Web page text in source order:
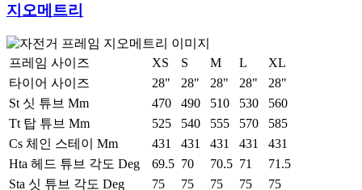
지오메트리
프레임 사이즈 XS S M L
XL
타이어 사이즈
28" 28" 28" 28"
28"
St 싯 튜브 Mm
470 490 510 530
560
Tt 탑 튜브 Mm
525 540 555 570
585
Cs 체인 스테이 Mm
431 431 431 431
431
Hta 헤드 튜브 각도 Deg
69.5 70 70.5 71
71.5
Sta 싯 튜브 각도 Deg
75 75 75 75
75